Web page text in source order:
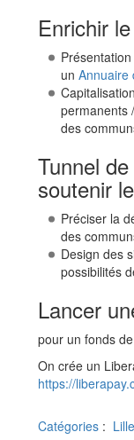
Enrichir
un Annuaire
permanents
des
Tunnel
soutenir
Préciser la
des
Design des
possibilités
Lancer
pour un fonds
On crée un
https://
Catégories : Lille